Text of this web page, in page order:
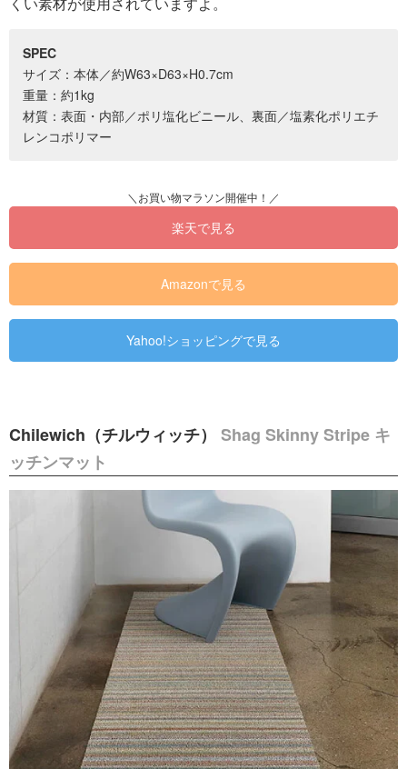
SPEC
サイズ：本体／約W63×D63×H0.7cm
重量：約1kg
材質：表面・内部／ポリ塩化ビニール、裏面／塩素化ポリエチ
レンコポリマー
楽天で見る
Amazonで見る
Yahoo!ショッピングで見る
Chilewich（チルウィッチ） Shag Skinny Stripe キ
ッチンマット